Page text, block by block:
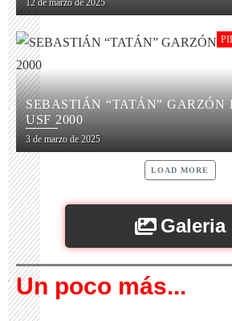
12 de marzo de 2025
SEBASTIÁN “TATÁN” GARZÓN
USF 2000
3 de marzo de 2025
LOAD MORE
Galeria
Un poco más...